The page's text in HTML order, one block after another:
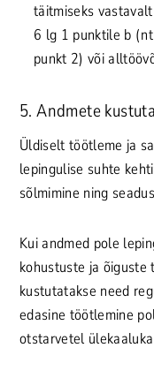
täitmiseks
6 lg 1 punktile b
punkt 2) või
5. Andmete
Üldiselt töötleme ja
lepingulise suhte
sõlmimine ning
Kui andmed pole
kohustuste ja õiguste
kustutatakse need
edasine töötlemine
otstarvetel